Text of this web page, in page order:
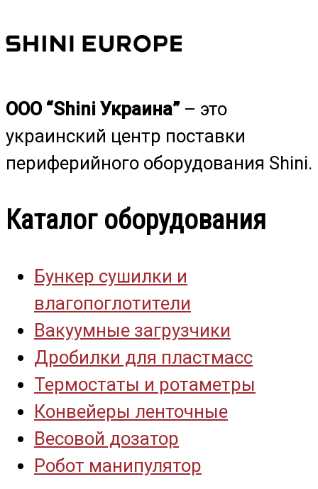
ООО “Shini Украина” – это
украинский центр поставки
периферийного оборудования Shini.
Каталог оборудования
Бункер сушилки и
влагопоглотители
Вакуумные загрузчики
Дробилки для пластмасс
Термостаты и ротаметры
Конвейеры ленточные
Весовой дозатор
Робот манипулятор